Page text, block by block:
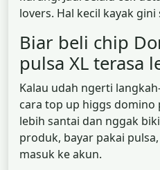
lovers. Hal kecil kayak
Biar beli chip
pulsa XL terasa
Kalau udah ngerti
cara top up higgs domino
lebih santai dan nggak
produk, bayar pakai
masuk ke akun.